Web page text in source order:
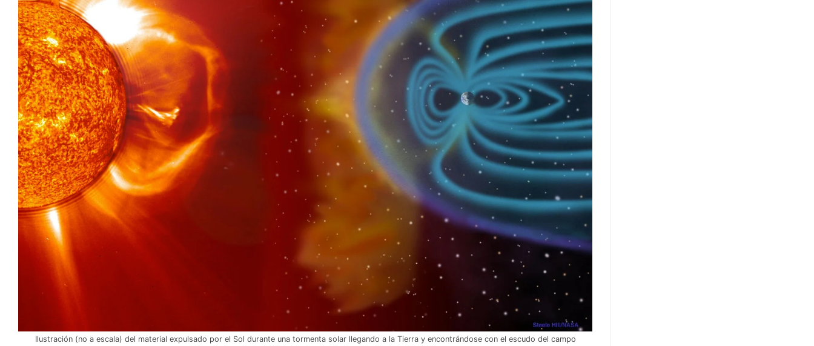
Ilustración (no a escala) del material expulsado por el Sol durante una tormenta solar llegando a la Tierra y encontrándose con el escudo del campo